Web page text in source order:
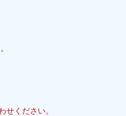
ください。